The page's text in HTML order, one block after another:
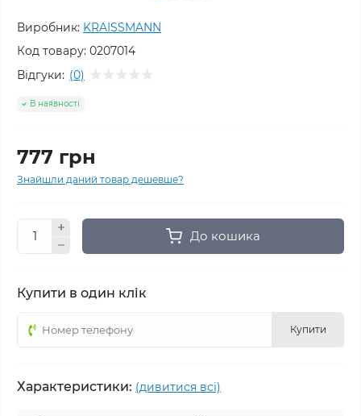
Виробник: KRAISSMANN
Код товару: 0207014
Відгуки: (0)
В наявності
777 грн
Знайшли даний товар дешевше?
До кошика
Купити в один клік
Купити
Характеристики: (дивитися всі)